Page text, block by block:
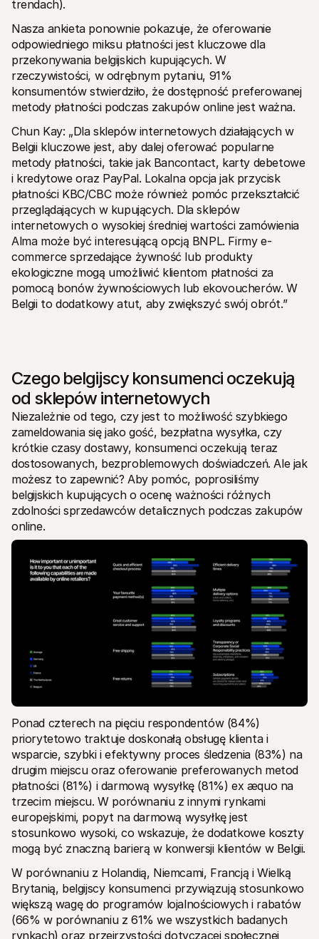
trendach).
Nasza ankieta ponownie pokazuje, że oferowanie
odpowiedniego miksu płatności jest kluczowe dla
przekonywania belgijskich kupujących. W
rzeczywistości, w odrębnym pytaniu, 91%
konsumentów stwierdziło, że dostępność preferowanej
metody płatności podczas zakupów online jest ważna.
Chun Kay: „Dla sklepów internetowych działających w
Belgii kluczowe jest, aby dalej oferować popularne
metody płatności, takie jak Bancontact, karty debetowe
i kredytowe oraz PayPal. Lokalna opcja jak przycisk
płatności KBC/CBC może również pomóc przekształcić
przeglądających w kupujących. Dla sklepów
internetowych o wysokiej średniej wartości zamówienia
Alma może być interesującą opcją BNPL. Firmy e-
commerce sprzedające żywność lub produkty
ekologiczne mogą umożliwić klientom płatności za
pomocą bonów żywnościowych lub ekovoucherów. W
Belgii to dodatkowy atut, aby zwiększyć swój obrót.”
Czego belgijscy konsumenci oczekują
od sklepów internetowych
Niezależnie od tego, czy jest to możliwość szybkiego
zameldowania się jako gość, bezpłatna wysyłka, czy
krótkie czasy dostawy, konsumenci oczekują teraz
dostosowanych, bezproblemowych doświadczeń. Ale jak
możesz to zapewnić? Aby pomóc, poprosiliśmy
belgijskich kupujących o ocenę ważności różnych
zdolności sprzedawców detalicznych podczas zakupów
online.
Ponad czterech na pięciu respondentów (84%)
priorytetowo traktuje doskonałą obsługę klienta i
wsparcie, szybki i efektywny proces śledzenia (83%) na
drugim miejscu oraz oferowanie preferowanych metod
płatności (81%) i darmową wysyłkę (81%) ex æquo na
trzecim miejscu. W porównaniu z innymi rynkami
europejskimi, popyt na darmową wysyłkę jest
stosunkowo wysoki, co wskazuje, że dodatkowe koszty
mogą być znaczną barierą w konwersji klientów w Belgii.
W porównaniu z Holandią, Niemcami, Francją i Wielką
Brytanią, belgijscy konsumenci przywiązują stosunkowo
większą wagę do programów lojalnościowych i rabatów
(66% w porównaniu z 61% we wszystkich badanych
rynkach) oraz przejrzystości dotyczącej społecznej